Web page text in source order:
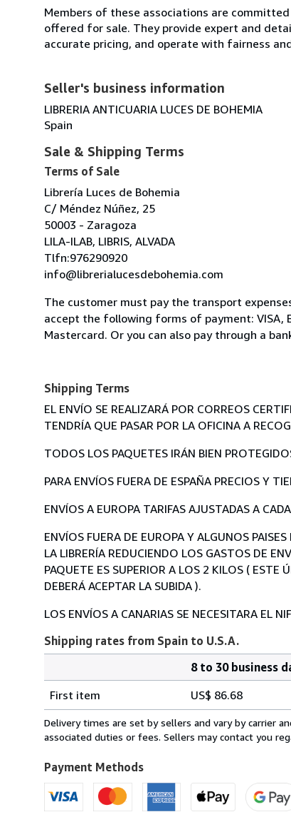
Members of these associations are
offered for sale. They provide expert and
accurate pricing, and operate with fairness
Seller's business information
LIBRERIA ANTICUARIA LUCES DE BOHEMIA
Spain
Sale & Shipping Terms
Terms of Sale
Librería Luces de Bohemia
C/ Méndez Núñez, 25
50003 - Zaragoza
LILA-ILAB, LIBRIS, ALVADA
Tlfn:976290920
info@librerialucesdebohemia.com
The customer must pay the transport
accept the following forms of payment: VISA,
Mastercard. Or you can also pay through a
Shipping Terms
EL ENVÍO SE REALIZARÁ POR CORREOS
TENDRÍA QUE PASAR POR LA OFICINA A
TODOS LOS PAQUETES IRÁN BIEN
PARA ENVÍOS FUERA DE ESPAÑA PRECIOS Y
ENVÍOS A EUROPA TARIFAS AJUSTADAS A
ENVÍOS FUERA DE EUROPA Y ALGUNOS
LA LIBRERÍA REDUCIENDO LOS GASTOS DE
PAQUETE ES SUPERIOR A LOS 2 KILOS ( ESTE
DEBERÁ ACEPTAR LA SUBIDA ).
LOS ENVÍOS A CANARIAS SE NECESITARA EL
Shipping rates from Spain to U.S.A.
rates
from
Spain
U.S.A.
8 to 30 business
First item
US$ 86.68
Delivery times are set by sellers and vary by carrier
associated duties or fees. Sellers may contact you
Payment Methods